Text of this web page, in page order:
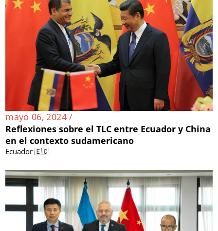
mayo 06, 2024 /
Reflexiones sobre el TLC entre Ecuador y China
en el contexto sudamericano
Ecuador 🇪🇨